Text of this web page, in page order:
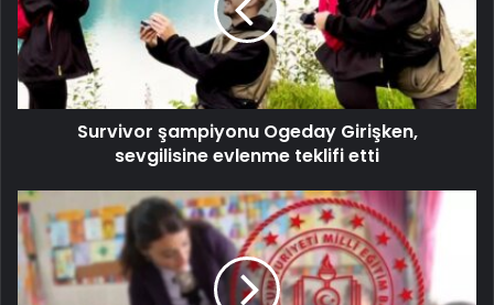
Survivor şampiyonu Ogeday Girişken,
sevgilisine evlenme teklifi etti